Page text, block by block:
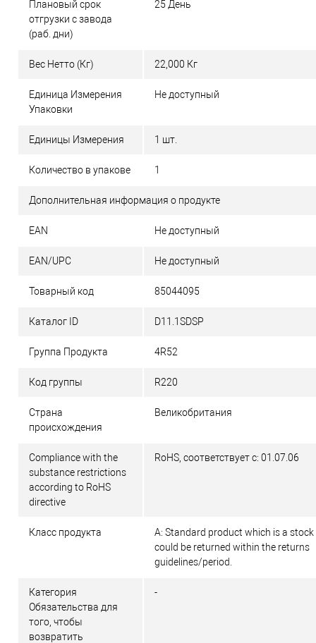
Плановый срок
отгрузки с завода
(раб. дни)
25 День
Вес Нетто (Кг) 22,000 Кг
Единица Измерения
Упаковки
Не доступный
Единицы Измерения 1 шт.
Количество в упакове 1
Дополнительная информация о продукте
EAN Не доступный
EAN/UPC Не доступный
Товарный код 85044095
Каталог ID D11.1SDSP
Группа Продукта 4R52
Код группы R220
Страна
происхождения
Великобритания
Compliance with the
substance restrictions
according to RoHS
directive
RoHS, соответствует с: 01.07.06
Класс продукта
A: Standard product which is a stock
could be returned within the returns
guidelines/period.
Категория
Обязательства для
того, чтобы
возвратить
-